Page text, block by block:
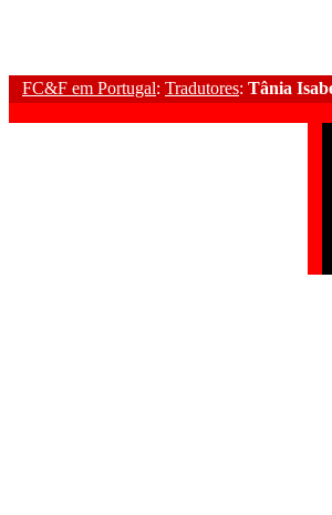
FC&F em Portugal: Tradutores: Tânia